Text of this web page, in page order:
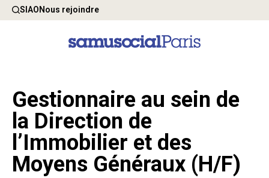
SIAONous rejoindre
Gestionnaire au sein de
la Direction de
l’Immobilier et des
Moyens Généraux (H/F)